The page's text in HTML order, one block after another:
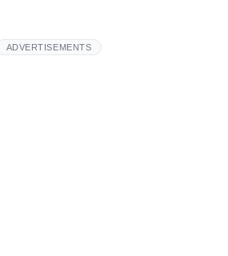
ADVERTISEMENTS